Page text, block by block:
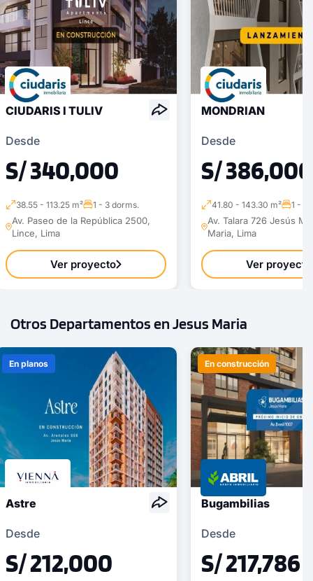
CIUDARIS I TULIV
Desde
S/ 340,000
38.55 - 113.25 m² 1 - 3 dorms.
Av. Paseo de la República 2500,
Lince, Lima
Ver proyecto
MONDRIAN
Desde
S/ 386,000
41.80 - 143.30 m² 1 - 3
Av. Talara 726 Jesús
Maria, Lima
Ver proyecto
Otros Departamentos en Jesus Maria
En planos
Astre
Desde
S/ 212,000
En construcción
Bugambilias
Desde
S/ 217,786